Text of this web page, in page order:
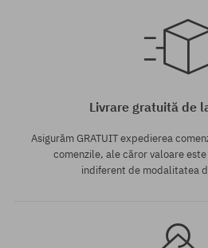
Livrare gratuită de
Asigurăm GRATUIT expedierea
comenzile, ale căror valoare
indiferent de modalitatea